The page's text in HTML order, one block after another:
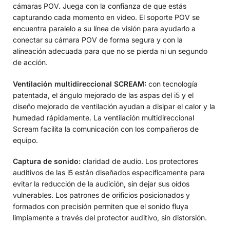
cámaras POV. Juega con la confianza de que estás
capturando cada momento en video. El soporte POV se
encuentra paralelo a su línea de visión para ayudarlo a
conectar su cámara POV de forma segura y con la
alineación adecuada para que no se pierda ni un segundo
de acción.
Ventilación multidireccional SCREAM: con tecnología
patentada, el ángulo mejorado de las aspas del i5 y el
diseño mejorado de ventilación ayudan a disipar el calor y la
humedad rápidamente. La ventilación multidireccional
Scream facilita la comunicación con los compañeros de
equipo.
Captura de sonido: claridad de audio. Los protectores
auditivos de las i5 están diseñados específicamente para
evitar la reducción de la audición, sin dejar sus oídos
vulnerables. Los patrones de orificios posicionados y
formados con precisión permiten que el sonido fluya
limpiamente a través del protector auditivo, sin distorsión.